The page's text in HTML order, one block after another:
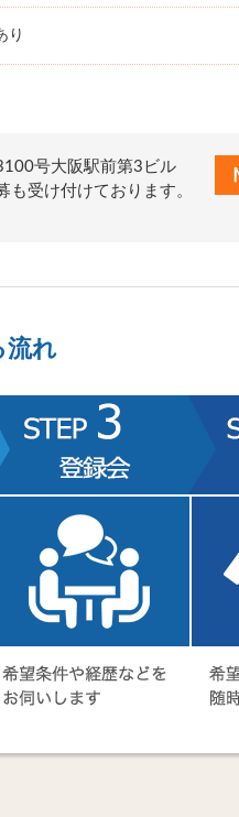
り
号大阪駅前第3ビル
受け付けております。
流れ